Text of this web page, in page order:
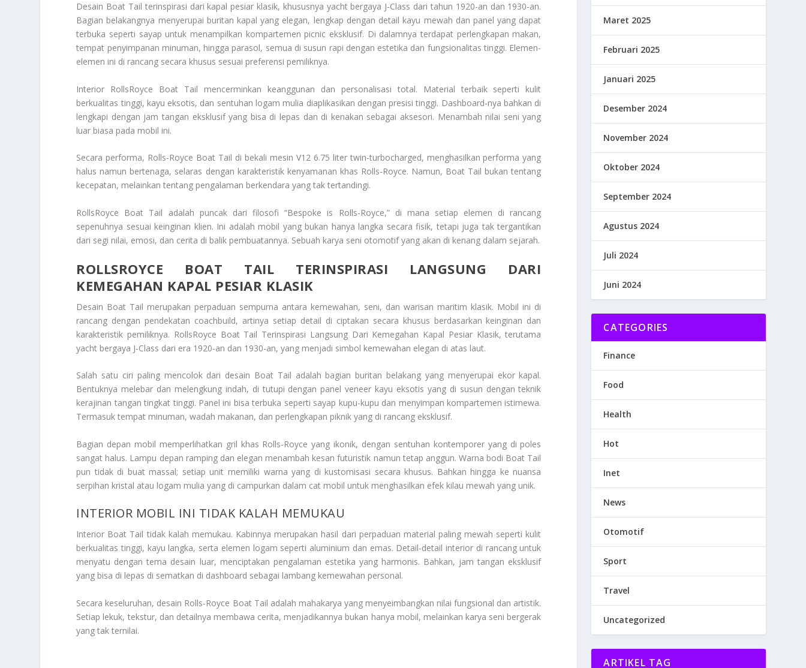
Desain Boat Tail terinspirasi dari kapal pesiar klasik, khususnya yacht bergaya J-Class dari tahun 1920-an dan 1930-an.
Bagian belakangnya menyerupai buritan kapal yang elegan, lengkap dengan detail kayu mewah dan panel yang dapat
terbuka seperti sayap untuk menampilkan kompartemen picnic eksklusif. Di dalamnya terdapat perlengkapan makan,
tempat penyimpanan minuman, hingga parasol, semua di susun rapi dengan estetika dan fungsionalitas tinggi. Elemen-
elemen ini di rancang secara khusus sesuai preferensi pemiliknya.
Interior RollsRoyce Boat Tail mencerminkan keanggunan dan personalisasi total. Material terbaik seperti kulit
berkualitas tinggi, kayu eksotis, dan sentuhan logam mulia diaplikasikan dengan presisi tinggi. Dashboard-nya bahkan di
lengkapi dengan jam tangan eksklusif yang bisa di lepas dan di kenakan sebagai aksesori. Menambah nilai seni yang
luar biasa pada mobil ini.
Secara performa, Rolls-Royce Boat Tail di bekali mesin V12 6.75 liter twin-turbocharged, menghasilkan performa yang
halus namun bertenaga, selaras dengan karakteristik kenyamanan khas Rolls-Royce. Namun, Boat Tail bukan tentang
kecepatan, melainkan tentang pengalaman berkendara yang tak tertandingi.
RollsRoyce Boat Tail adalah puncak dari filosofi “Bespoke is Rolls-Royce,” di mana setiap elemen di rancang
sepenuhnya sesuai keinginan klien. Ini adalah mobil yang bukan hanya langka secara fisik, tetapi juga tak tergantikan
dari segi nilai, emosi, dan cerita di balik pembuatannya. Sebuah karya seni otomotif yang akan di kenang dalam sejarah.
ROLLSROYCE BOAT TAIL TERINSPIRASI LANGSUNG DARI
KEMEGAHAN KAPAL PESIAR KLASIK
Desain Boat Tail merupakan perpaduan sempurna antara kemewahan, seni, dan warisan maritim klasik. Mobil ini di
rancang dengan pendekatan coachbuild, artinya setiap detail di ciptakan secara khusus berdasarkan keinginan dan
karakteristik pemiliknya. RollsRoyce Boat Tail Terinspirasi Langsung Dari Kemegahan Kapal Pesiar Klasik, terutama
yacht bergaya J-Class dari era 1920-an dan 1930-an, yang menjadi simbol kemewahan elegan di atas laut.
Salah satu ciri paling mencolok dari desain Boat Tail adalah bagian buritan belakang yang menyerupai ekor kapal.
Bentuknya melebar dan melengkung indah, di tutupi dengan panel veneer kayu eksotis yang di susun dengan teknik
kerajinan tangan tingkat tinggi. Panel ini bisa terbuka seperti sayap kupu-kupu dan menyimpan kompartemen istimewa.
Termasuk tempat minuman, wadah makanan, dan perlengkapan piknik yang di rancang eksklusif.
Bagian depan mobil memperlihatkan gril khas Rolls-Royce yang ikonik, dengan sentuhan kontemporer yang di poles
sangat halus. Lampu depan ramping dan elegan menambah kesan futuristik namun tetap anggun. Warna bodi Boat Tail
pun tidak di buat massal; setiap unit memiliki warna yang di kustomisasi secara khusus. Bahkan hingga ke nuansa
serpihan kristal atau logam mulia yang di campurkan dalam cat mobil untuk menghasilkan efek kilau mewah yang unik.
INTERIOR MOBIL INI TIDAK KALAH MEMUKAU
Interior Boat Tail tidak kalah memukau. Kabinnya merupakan hasil dari perpaduan material paling mewah seperti kulit
berkualitas tinggi, kayu langka, serta elemen logam seperti aluminium dan emas. Detail-detail interior di rancang untuk
menyatu dengan tema desain luar, menciptakan pengalaman estetika yang harmonis. Bahkan, jam tangan eksklusif
yang bisa di lepas di sematkan di dashboard sebagai lambang kemewahan personal.
Secara keseluruhan, desain Rolls-Royce Boat Tail adalah mahakarya yang menyeimbangkan nilai fungsional dan artistik.
Setiap lekuk, tekstur, dan detailnya membawa cerita, menjadikannya bukan hanya mobil, melainkan karya seni bergerak
yang tak ternilai.
Maret 2025
Februari 2025
Januari 2025
Desember 2024
November 2024
Oktober 2024
September 2024
Agustus 2024
Juli 2024
Juni 2024
CATEGORIES
Finance
Food
Health
Hot
Inet
News
Otomotif
Sport
Travel
Uncategorized
ARTIKEL TAG